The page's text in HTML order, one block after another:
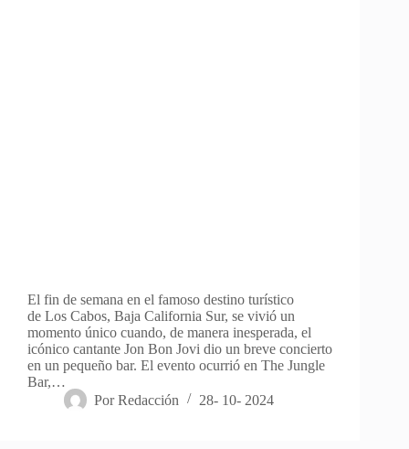
El fin de semana en el famoso destino turístico
de Los Cabos, Baja California Sur, se vivió un
momento único cuando, de manera inesperada, el
icónico cantante Jon Bon Jovi dio un breve concierto
en un pequeño bar. El evento ocurrió en The Jungle
Bar,…
Por Redacción 28- 10- 2024